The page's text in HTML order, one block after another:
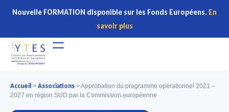
Nouvelle FORMATION disponible sur les Fonds Européens. En
savoir plus
Accueil > Associations >Approbation du programme opérationnel 2021 –
2027 en région SUD par la Commission européenne